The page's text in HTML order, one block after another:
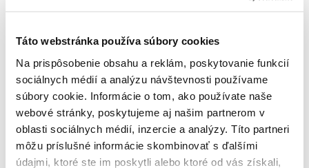
Táto webstránka používa súbory cookies
Na prispôsobenie obsahu a reklám, poskytovanie funkcií
sociálnych médií a analýzu návštevnosti používame
súbory cookie. Informácie o tom, ako používate naše
webové stránky, poskytujeme aj našim partnerom v
oblasti sociálnych médií, inzercie a analýzy. Títo partneri
môžu príslušné informácie skombinovať s ďalšími
údajmi, ktoré ste im poskytli alebo ktoré od vás získali,
Pridať do košíka
Škorica mletá 20g